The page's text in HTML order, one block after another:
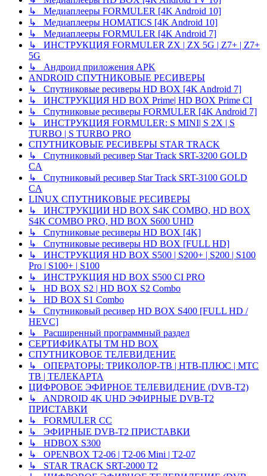
↳ Медиаплееры FORMULER [4K Android 10]
↳ Медиаплееры HOMATICS [4K Android 10]
↳ Медиаплееры FORMULER [4K Android 7]
↳ ИНСТРУКЦИЯ FORMULER ZX | ZX 5G | Z7+ | Z7+
5G
↳ Андроид приложения APK
ANDROID СПУТНИКОВЫЕ РЕСИВЕРЫ
↳ Спутниковые ресиверы HD BOX [4K Android 7]
↳ ИНСТРУКЦИЯ HD BOX Prime| HD BOX Prime CI
↳ Спутниковые ресиверы FORMULER [4K Android 7]
↳ ИНСТРУКЦИЯ FORMULER: S MINI| S 2X | S
TURBO | S TURBO PRO
СПУТНИКОВЫЕ РЕСИВЕРЫ STAR TRACK
↳ Спутниковый ресивер Star Track SRT-3200 GOLD
CA
↳ Спутниковый ресивер Star Track SRT-3100 GOLD
CA
LINUX СПУТНИКОВЫЕ РЕСИВЕРЫ
↳ ИНСТРУКЦИИ HD BOX S4K COMBO, HD BOX
S4K COMBO PRO, HD BOX S600 UHD
↳ Спутниковые ресиверы HD BOX [4K]
↳ Спутниковые ресиверы HD BOX [FULL HD]
↳ ИНСТРУКЦИЯ HD BOX S500 | S200+ | S200 | S100
Pro | S100+ | S100
↳ ИНСТРУКЦИЯ HD BOX S500 CI PRO
↳ HD BOX S2 | HD BOX S2 Combo
↳ HD BOX S1 Combo
↳ Спутниковый ресивер HD BOX S400 [FULL HD /
HEVC]
↳ Расширенный программный раздел
СЕРТИФИКАТЫ TM HD BOX
СПУТНИКОВОЕ ТЕЛЕВИДЕНИЕ
↳ ОПЕРАТОРЫ: ТРИКОЛОР-ТВ | НТВ-ПЛЮС | МТС
ТВ | ТЕЛЕКАРТА
ЦИФРОВОЕ ЭФИРНОЕ ТЕЛЕВИДЕНИЕ (DVB-T2)
↳ ANDROID 4K UHD ЭФИРНЫЕ DVB-T2
ПРИСТАВКИ
↳ FORMULER CC
↳ ЭФИРНЫЕ DVB-T2 ПРИСТАВКИ
↳ HDBOX S300
↳ OPENBOX T2-06 | T2-06 Mini | T2-07
↳ STAR TRACK SRT-2000 T2